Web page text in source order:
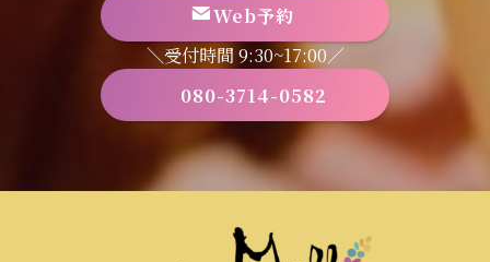
Web予約
＼受付時間 9:30~17:00／
080-3714-0582